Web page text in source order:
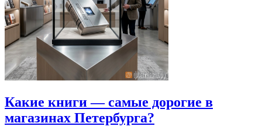
Какие книги — самые дорогие в
магазинах Петербурга?